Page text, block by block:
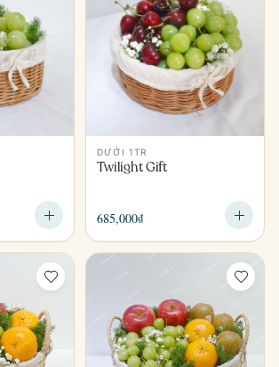
DƯỚI 1TR
Twilight Gift
685,000₫